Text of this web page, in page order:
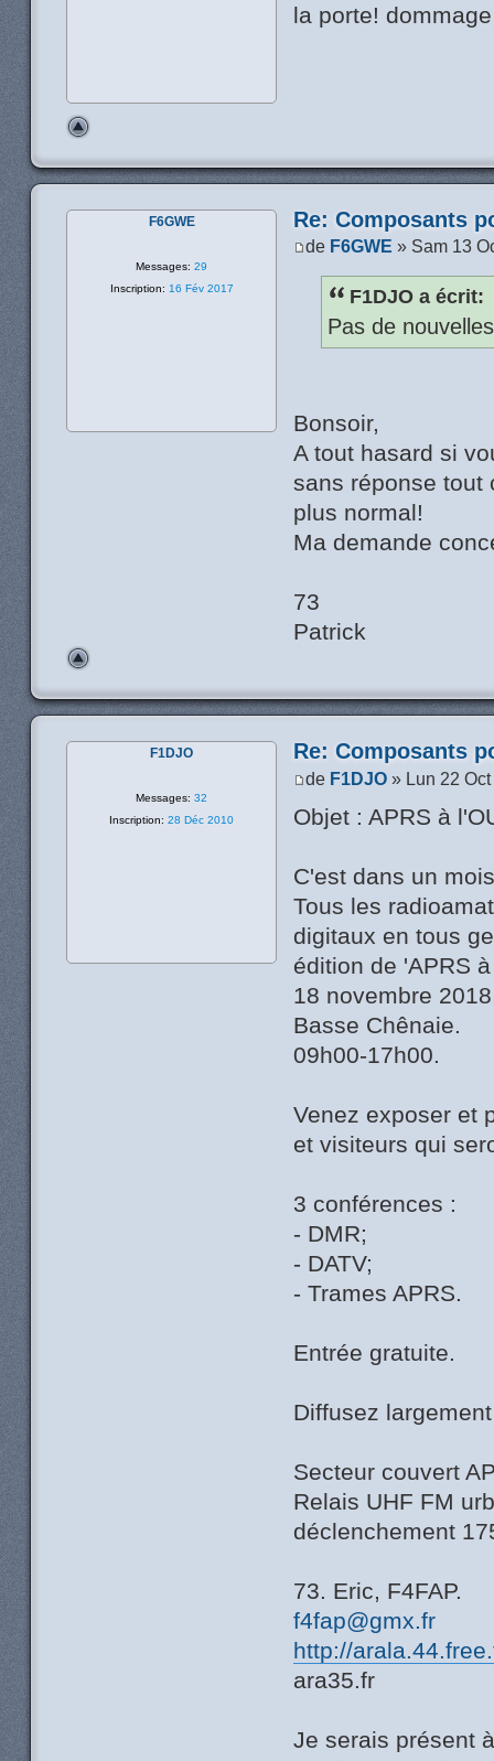
la porte!
Re: Composants
de F6GWE » Sam 13
F1DJO a écrit:
Pas de
Bonsoir,
A tout hasard si
sans réponse tout
plus normal!
Ma demande
73
Patrick
F6GWE
Messages: 29
Inscription: 16 Fév 2017
Re: Composants
de F1DJO » Lun 22
Objet : APRS à
C'est dans un
Tous les
digitaux en tous
édition de 'APRS
18 novembre
Basse Chênaie.
09h00-17h00.
Venez exposer et
et visiteurs qui
3 conférences :
- DMR;
- DATV;
- Trames APRS.
Entrée gratuite.
Diffusez
Secteur couvert
Relais UHF FM
déclenchement
73. Eric, F4FAP.
f4fap@gmx.fr
http://
ara35.fr
Je serais présent
F1DJO
Messages: 32
Inscription: 28 Déc 2010